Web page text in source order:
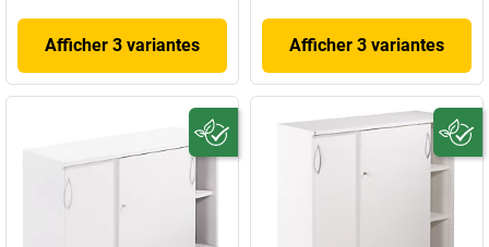
Afficher 3 variantes Afficher 3 variantes